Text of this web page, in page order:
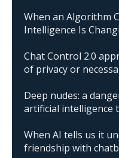
When an Algorithm
Intelligence Is
Chat Control 2.0
of privacy or
Deep nudes: a
artificial intelligence
When AI tells us it
friendship with